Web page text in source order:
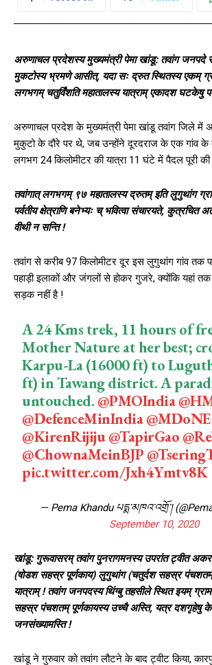
अरुणाचल प्रदेशस्य मुख्यमंत्री पेमा खांडू: तवांग जनपदे स्व
मुकटोस्य भ्रमणे आसीत्, यदा सः द्रुत स्थितस्य एकम्
लगभगम् चतुर्विंशति महातालस्य यात्राम् एकादश घटकेषु
अरुणाचल प्रदेश के मुख्‍यमंत्री पेमा खांडू तवांग जिले में
मुकुटो के दौरे पर थे, जब उन्‍होंने दूरदराज के एक गांव के
लगभग 24 किलोमीटर की यात्रा 11 घंटे में पैदल पूरी
तवांगात् लगभगम् ९७ महातालस्य द्रुतम् इति लुगुथांग
पर्वतीय क्षेत्राणि बनेभ्यः च् भवित्वा संचारयते, कुत्रचित
वीथी न सन्ति !
तवांग से करीब 97 किलोमीटर दूर इस लुगुथांग गांव तक
पहाड़ी इलाकों और जंगलों से होकर गुजरे, क्‍योंकि यहां
सड़क नहीं है !
A 24 Kms trek, 11 hours of
Mother Nature at her best;
Karpu-La (16000 ft) to
ft) in Tawang district. A
untouched. @PMOIndia
@DefenceMinIndia
@KirenRijiju@TapirGao
@ChownaMeinBJP
pic.twitter.com/Jxh4Ymtv8K
— Pema Khandu པདྨ་མཁའ་འགྲོ་།
September 10, 2020
खांडू: गुरूवासरम् तवांग पुनरागमनस्य उपरांत ट्वीत
(षोडश सहस्र पूर्णकाय) लुगुथांग (चतुर्दश सहस्र पंचशतम्
यात्राम् ! तवांग जनपदस्य थिंग्बु तहसीले स्थित इयम्
सहस्र पंचशतम् पूर्णकायस्य उच्चै अस्ति, यत्र दशगृहेषु
जनसंख्यामस्ति !
खांडू ने गुरुवार को तवांग लौटने के बाद ट्वीट किया,